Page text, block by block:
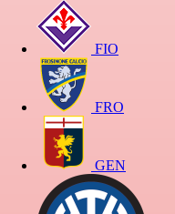
FIO
FRO
GEN